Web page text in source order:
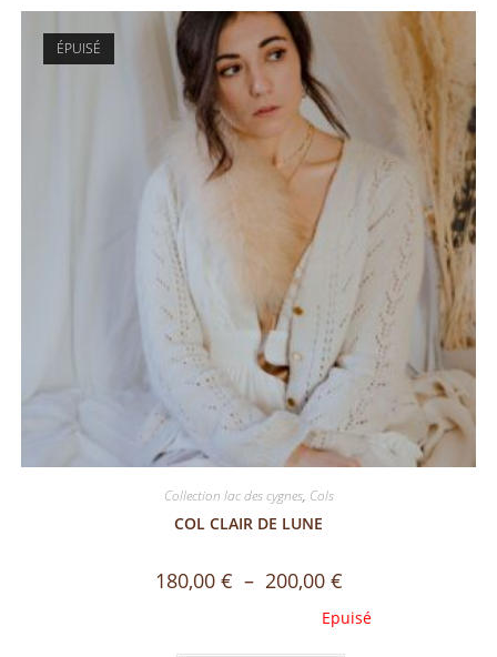
ÉPUISÉ
Collection lac des cygnes, Cols
COL CLAIR DE LUNE
180,00 € – 200,00 €